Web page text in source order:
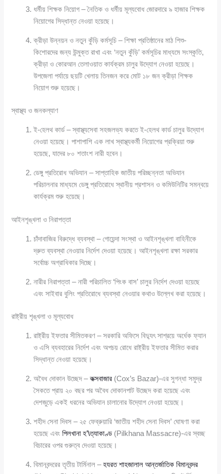
ধর্মীয় শিক্ষক নিয়োগ – নৈতিক ও ধর্মীয় মূল্যবোধ জোরদারে ৯ হাজার শিক্ষক
নিয়োগের সিদ্ধান্ত নেওয়া হয়েছে।
ক্রীড়া উন্নয়ন ও নতুন কুঁড়ি কর্মসূচি – শিক্ষা প্রতিষ্ঠানের মাঠ শিশু-
কিশোরদের জন্য উন্মুক্ত রাখা এবং ‘নতুন কুঁড়ি’ কর্মসূচির মাধ্যমে সংস্কৃতি,
ক্রীড়া ও কোরআন তেলাওয়াত কার্যক্রম চালুর উদ্যোগ নেওয়া হয়েছে।
উপজেলা পর্যায়ে ছয়টি খেলায় তিনজন করে মোট ১৮ জন ক্রীড়া শিক্ষক
নিয়োগ শুরু হয়েছে।
স্বাস্থ্য ও জনকল্যাণ
ই-হেলথ কার্ড – স্বাস্থ্যসেবা সহজলভ্য করতে ই-হেলথ কার্ড চালুর উদ্যোগ
নেওয়া হয়েছে। পাশাপাশি এক লাখ স্বাস্থ্যকর্মী নিয়োগের প্রক্রিয়া শুরু
হয়েছে, যাদের ৮০ শতাংশ নারী হবেন।
ডেঙ্গু প্রতিরোধ অভিযান – সাপ্তাহিক জাতীয় পরিচ্ছন্নতা অভিযান
পরিচালনার মাধ্যমে ডেঙ্গু প্রতিরোধে স্থানীয় প্রশাসন ও কমিউনিটির সমন্বয়ে
কার্যক্রম শুরু হয়েছে।
আইনশৃঙ্খলা ও নিরাপত্তা
চাঁদাবাজির বিরুদ্ধে ব্যবস্থা – গোয়েন্দা সংস্থা ও আইনশৃঙ্খলা বাহিনীকে
দ্রুত ব্যবস্থা নেওয়ার নির্দেশ দেওয়া হয়েছে। আইনশৃঙ্খলা রক্ষা সরকার
সর্বোচ্চ অগ্রাধিকার দিচ্ছে।
নারীর নিরাপত্তা – নারী পরিচালিত ‘পিংক বাস’ চালুর নির্দেশ দেওয়া হয়েছে
এবং সাইবার বুলিং প্রতিরোধে ব্যবস্থা নেওয়ার কথাও উল্লেখ করা হয়েছে।
রাষ্ট্রীয় শৃঙ্খলা ও মূল্যবোধ
রাষ্ট্রীয় ইফতার সীমিতকরণ – সরকারি অফিসে বিদ্যুৎ সাশ্রয়ে অর্ধেক ফ্যান
ও এসি ব্যবহারের নির্দেশ এবং অপচয় রোধে রাষ্ট্রীয় ইফতার সীমিত করার
সিদ্ধান্ত নেওয়া হয়েছে।
অবৈধ দোকান উচ্ছেদ –কক্সবাজার (Cox’s Bazar)-এর সুগন্ধা সমুদ্র
সৈকতে প্রায় ২০ বছর পর অবৈধ দোকানপাট উচ্ছেদ করা হয়েছে এবং
দেশজুড়ে একই ধরনের অভিযান চালানোর উদ্যোগ নেওয়া হয়েছে।
শহীদ সেনা দিবস – ২৫ ফেব্রুয়ারি ‘জাতীয় শহীদ সেনা দিবস’ ঘোষণা করা
হয়েছে এবংপিলখানা হ’\ত্যাকাণ্ড (Pilkhana Massacre)-এর স্বচ্ছ
বিচারের ওপর গুরুত্ব দেওয়া হয়েছে।
বিমানবন্দরের তৃতীয় টার্মিনাল –হযরত শাহজালাল আন্তর্জাতিক বিমানবন্দর